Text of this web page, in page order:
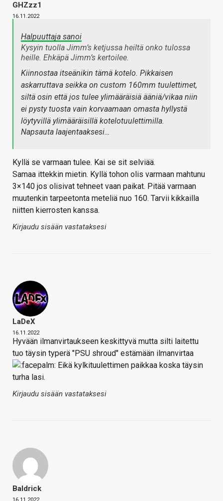
GHZzz1
16.11.2022
Halpuuttaja sanoi
Kysyin tuolla Jimm’s ketjussa heiltä onko tulossa
heille. Ehkäpä Jimm’s kertoilee.
Kiinnostaa itseänikin tämä kotelo. Pikkaisen
askarruttava seikka on custom 160mm tuulettimet,
siltä osin että jos tulee ylimääräisiä ääniä/vikaa niin
ei pysty tuosta vain korvaamaan omasta hyllystä
löytyvillä ylimääräisillä kotelotuulettimilla.
Napsauta laajentaaksesi…
Kyllä se varmaan tulee. Kai se sit selviää.
Samaa ittekkin mietin. Kyllä tohon olis varmaan mahtunu
3×140 jos olisivat tehneet vaan paikat. Pitää varmaan
muutenkin tarpeetonta meteliä nuo 160. Tarvii kikkailla
niitten kierrosten kanssa.
Kirjaudu sisään vastataksesi
LaDeX
16.11.2022
Hyvään ilmanvirtaukseen keskittyvä mutta silti laitettu
tuo täysin typerä "PSU shroud" estämään ilmanvirtaa
Eikä kylkituulettimen paikkaa koska täysin
turha lasi.
Kirjaudu sisään vastataksesi
Baldrick